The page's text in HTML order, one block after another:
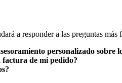
a responder a las preguntas
personalizado sobre
factura de mi pedido?